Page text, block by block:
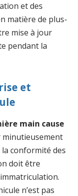
et des
matière de plus-
mise à jour
pendant la
et
main cause
minutieusement
conformité des
doit être
n’est pas